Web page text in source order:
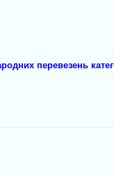
перевезень